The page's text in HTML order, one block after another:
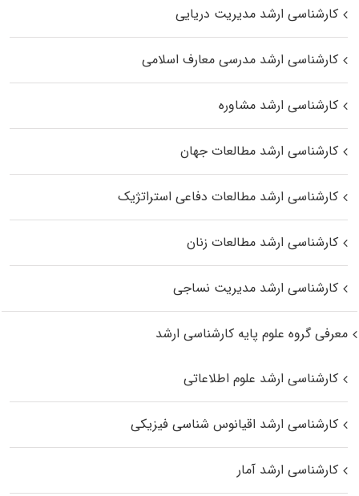
کارشناسی ارشد مدیریت دریایی
کارشناسی ارشد مدرسی معارف اسلامی
کارشناسی ارشد مشاوره
کارشناسی ارشد مطالعات جهان
کارشناسی ارشد مطالعات دفاعی استراتژیک
کارشناسی ارشد مطالعات زنان
کارشناسی ارشد مدیریت نساجی
معرفی گروه علوم پایه کارشناسی ارشد
کارشناسی ارشد علوم اطلاعاتی
کارشناسی ارشد اقیانوس‌ شناسی فیزیکی
کارشناسی ارشد آمار